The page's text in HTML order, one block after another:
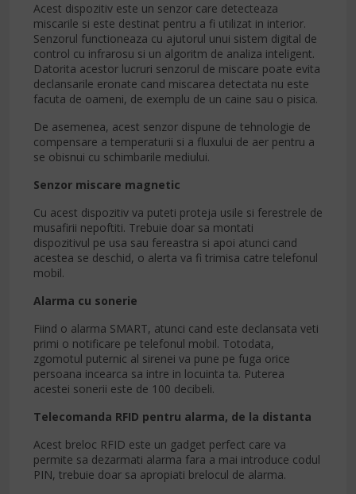
Acest dispozitiv este un senzor care detecteaza
miscarile si este destinat pentru a fi utilizat in interior.
Senzorul functioneaza cu ajutorul unui sistem digital de
control cu infrarosu si un algoritm de analiza inteligent.
Datorita acestor lucruri senzorul de miscare poate evita
declansarile eronate cand miscarea detectata nu este
facuta de oameni, de exemplu de un caine sau o pisica.
De asemenea, acest senzor dispune de tehnologie de
compensare a temperaturii si a fluxului de aer pentru a
se obisnui cu schimbarile mediului.
Senzor miscare magnetic
Cu acest dispozitiv va puteti proteja usile si ferestrele de
musafirii nepoftiti. Trebuie doar sa montati
dispozitivul pe usa sau fereastra si apoi atunci cand
acestea se deschid, o alerta va fi trimisa catre telefonul
mobil.
Alarma cu sonerie
Fiind o alarma SMART, atunci cand este declansata veti
primi o notificare pe telefonul mobil. Totodata,
zgomotul puternic al sirenei va pune pe fuga orice
persoana incearca sa intre in locuinta ta. Puterea
acestei sonerii este de 100 decibeli.
Telecomanda RFID pentru alarma, de la distanta
Acest breloc RFID este un gadget perfect care va
permite sa dezarmati alarma fara a mai introduce codul
PIN, trebuie doar sa apropiati brelocul de alarma.